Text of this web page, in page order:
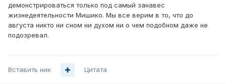
демонстрироваться только под самый занавес
жизнедеятельности Мишико. Мы все верим в то, что до
августа никто ни сном ни духом ни о чем подобном даже не
подозревал.
Вставить ник Цитата